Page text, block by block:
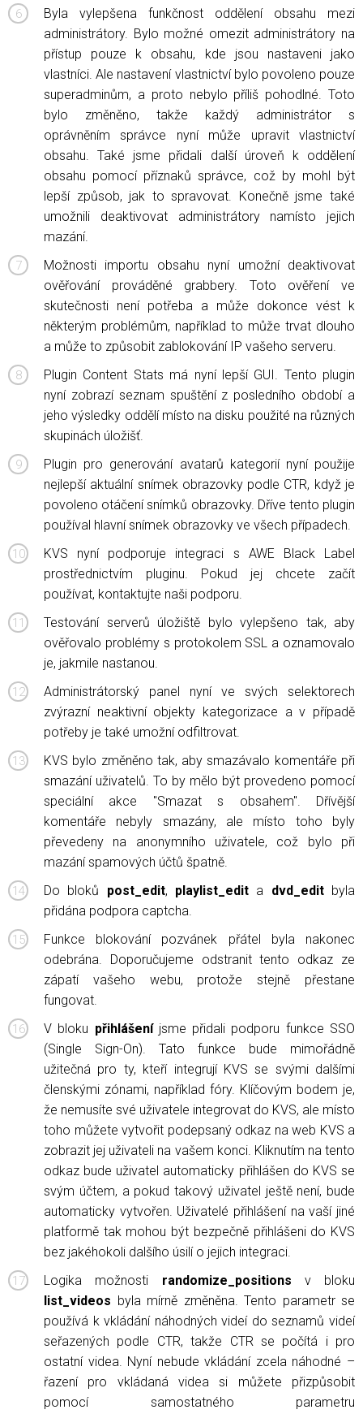
Byla vylepšena funkčnost oddělení obsahu mezi
administrátory. Bylo možné omezit administrátory na
přístup pouze k obsahu, kde jsou nastaveni jako
vlastníci. Ale nastavení vlastnictví bylo povoleno pouze
superadminům, a proto nebylo příliš pohodlné. Toto
bylo změněno, takže každý administrátor s
oprávněním správce nyní může upravit vlastnictví
obsahu. Také jsme přidali další úroveň k oddělení
obsahu pomocí příznaků správce, což by mohl být
lepší způsob, jak to spravovat. Konečně jsme také
umožnili deaktivovat administrátory namísto jejich
mazání.
Možnosti importu obsahu nyní umožní deaktivovat
ověřování prováděné grabbery. Toto ověření ve
skutečnosti není potřeba a může dokonce vést k
některým problémům, například to může trvat dlouho
a může to způsobit zablokování IP vašeho serveru.
Plugin Content Stats má nyní lepší GUI. Tento plugin
nyní zobrazí seznam spuštění z posledního období a
jeho výsledky oddělí místo na disku použité na různých
skupinách úložišť.
Plugin pro generování avatarů kategorií nyní použije
nejlepší aktuální snímek obrazovky podle CTR, když je
povoleno otáčení snímků obrazovky. Dříve tento plugin
používal hlavní snímek obrazovky ve všech případech.
KVS nyní podporuje integraci s AWE Black Label
prostřednictvím pluginu. Pokud jej chcete začít
používat, kontaktujte naši podporu.
Testování serverů úložiště bylo vylepšeno tak, aby
ověřovalo problémy s protokolem SSL a oznamovalo
je, jakmile nastanou.
Administrátorský panel nyní ve svých selektorech
zvýrazní neaktivní objekty kategorizace a v případě
potřeby je také umožní odfiltrovat.
KVS bylo změněno tak, aby smazávalo komentáře při
smazání uživatelů. To by mělo být provedeno pomocí
speciální akce "Smazat s obsahem". Dřívější
komentáře nebyly smazány, ale místo toho byly
převedeny na anonymního uživatele, což bylo při
mazání spamových účtů špatně.
Do bloků post_edit, playlist_edit a dvd_editbyla
přidána podpora captcha.
Funkce blokování pozvánek přátel byla nakonec
odebrána. Doporučujeme odstranit tento odkaz ze
zápatí vašeho webu, protože stejně přestane
fungovat.
V bloku přihlášeníjsme přidali podporu funkce SSO
(Single Sign-On). Tato funkce bude mimořádně
užitečná pro ty, kteří integrují KVS se svými dalšími
členskými zónami, například fóry. Klíčovým bodem je,
že nemusíte své uživatele integrovat do KVS, ale místo
toho můžete vytvořit podepsaný odkaz na web KVS a
zobrazit jej uživateli na vašem konci. Kliknutím na tento
odkaz bude uživatel automaticky přihlášen do KVS se
svým účtem, a pokud takový uživatel ještě není, bude
automaticky vytvořen. Uživatelé přihlášení na vaší jiné
platformě tak mohou být bezpečně přihlášeni do KVS
bez jakéhokoli dalšího úsilí o jejich integraci.
Logika možnosti randomize_positions v bloku
list_videos byla mírně změněna. Tento parametr se
používá k vkládání náhodných videí do seznamů videí
seřazených podle CTR, takže CTR se počítá i pro
ostatní videa. Nyní nebude vkládání zcela náhodné –
řazení pro vkládaná videa si můžete přizpůsobit
pomocí samostatného parametru